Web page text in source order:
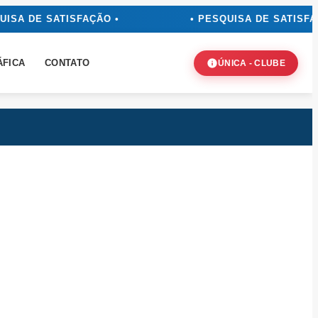
DE SATISFAÇÃO • • PESQUISA DE
CONTATO ÚNICA - CLUBE